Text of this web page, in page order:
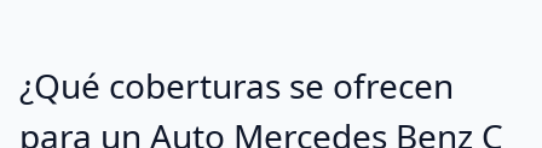
¿Qué coberturas se ofrecen
para un Auto Mercedes Benz C